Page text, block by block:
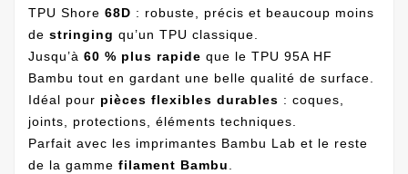
TPU Shore 68D : robuste, précis et beaucoup moins
de stringing qu’un TPU classique.
Jusqu’à 60 % plus rapide que le TPU 95A HF
Bambu tout en gardant une belle qualité de surface.
Idéal pour pièces flexibles durables : coques,
joints, protections, éléments techniques.
Parfait avec les imprimantes Bambu Lab et le reste
de la gamme filament Bambu.